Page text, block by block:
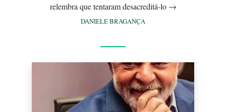
relembra que tentaram desacreditá-lo →
DANIELE BRAGANÇA